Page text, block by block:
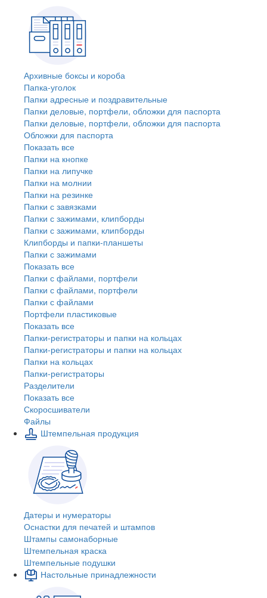
Архивные боксы и короба
Папка-уголок
Папки адресные и поздравительные
Папки деловые, портфели, обложки для паспорта
Папки деловые, портфели, обложки для паспорта
Обложки для паспорта
Показать все
Папки на кнопке
Папки на липучке
Папки на молнии
Папки на резинке
Папки с завязками
Папки с зажимами, клипборды
Папки с зажимами, клипборды
Клипборды и папки-планшеты
Папки с зажимами
Показать все
Папки с файлами, портфели
Папки с файлами, портфели
Папки с файлами
Портфели пластиковые
Показать все
Папки-регистраторы и папки на кольцах
Папки-регистраторы и папки на кольцах
Папки на кольцах
Папки-регистраторы
Разделители
Показать все
Скоросшиватели
Файлы
Штемпельная продукция
Датеры и нумераторы
Оснастки для печатей и штампов
Штампы самонаборные
Штемпельная краска
Штемпельные подушки
Настольные принадлежности